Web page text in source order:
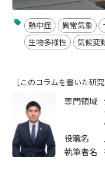
熱中症 異常気象
生物多様性
気候変
［このコラムを書いた研究
専門領域
役職名
執筆者名